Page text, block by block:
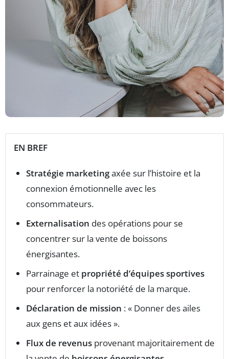
EN BREF
Stratégie marketingaxée sur l’histoire et la
connexion émotionnelle avec les
consommateurs.
Externalisation des opérations pour se
concentrer sur la vente de boissons
énergisantes.
Parrainage et propriété d’équipes sportives
pour renforcer la notoriété de la marque.
Déclaration de mission : « Donner des ailes
aux gens et aux idées ».
Flux de revenus provenant majoritairement de